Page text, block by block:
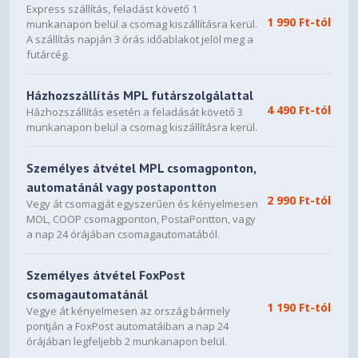
Express szállítás, feladást követő 1
munkanapon belül a csomag kiszállításra kerül.
A szállítás napján 3 órás időablakot jelöl meg a
futárcég.
1 990 Ft-tól
Házhozszállítás MPL futárszolgálattal
Házhozszállítás esetén a feladását követő 3
munkanapon belül a csomag kiszállításra kerül.
4 490 Ft-tól
Személyes átvétel MPL csomagponton,
automatánál vagy postapontton
Vegy át csomagját egyszerűen és kényelmesen
MOL, COOP csomagponton, PostaPontton, vagy
a nap 24 órájában csomagautomatából.
2 990 Ft-tól
Személyes átvétel FoxPost
csomagautomatánál
Vegye át kényelmesen az ország bármely
pontján a FoxPost automatáiban a nap 24
órájában legfeljebb 2 munkanapon belül.
1 190 Ft-tól